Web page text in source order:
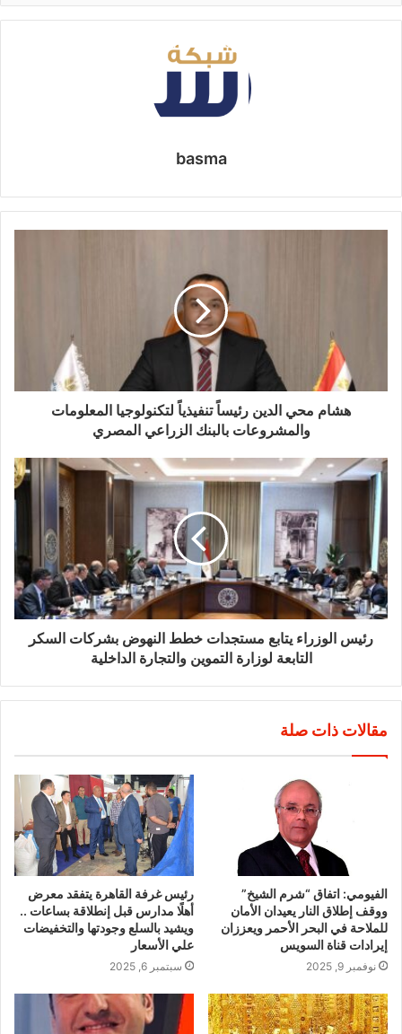
basma
هشام محي الدين رئيساً تنفيذياً لتكنولوجيا المعلومات
والمشروعات بالبنك الزراعي المصري
رئيس الوزراء يتابع مستجدات خطط النهوض بشركات السكر
التابعة لوزارة التموين والتجارة الداخلية
مقالات ذات صلة
الفيومي: اتفاق “شرم الشيخ”
ووقف إطلاق النار يعيدان الأمان
للملاحة في البحر الأحمر ويعززان
إيرادات قناة السويس
نوفمبر 9, 2025
رئيس غرفة القاهرة يتفقد معرض
أهلًا مدارس قبل إنطلاقة بساعات ..
ويشيد بالسلع وجودتها والتخفيضات
علي الأسعار
سبتمبر 6, 2025